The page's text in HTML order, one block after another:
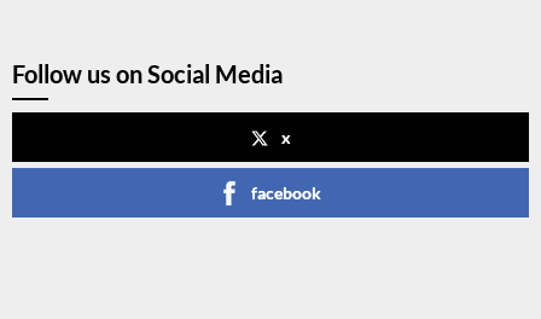
Follow us on Social Media
x
facebook